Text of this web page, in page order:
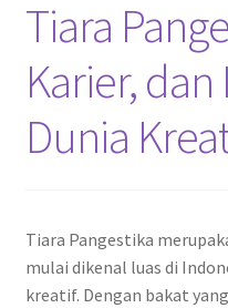
Tiara
Karier,
Dunia
Tiara Pangestika
mulai dikenal luas di
kreatif. Dengan bakat